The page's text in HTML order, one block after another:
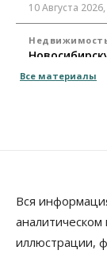
10 Августа
10 Августа 2026,
Бизнес
В
10 Августа
Все материалы
Вся
аналитическом
иллюстрации,